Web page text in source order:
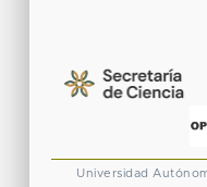
Universidad